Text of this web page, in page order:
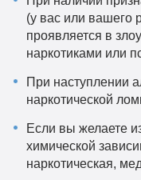
(у вас или вашего
проявляется в
наркотиками или
При наступлении
наркотической
Если вы желаете
химической
наркотическая,